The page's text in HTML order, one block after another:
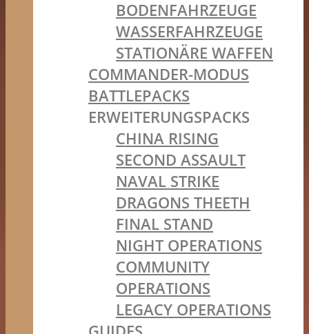
BODENFAHRZEUGE
WASSERFAHRZEUGE
STATIONÄRE WAFFEN
COMMANDER-MODUS
BATTLEPACKS
ERWEITERUNGSPACKS
CHINA RISING
SECOND ASSAULT
NAVAL STRIKE
DRAGONS THEETH
FINAL STAND
NIGHT OPERATIONS
COMMUNITY
OPERATIONS
LEGACY OPERATIONS